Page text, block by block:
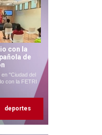
con la
de
"Ciudad del
con la FETRI
deportes